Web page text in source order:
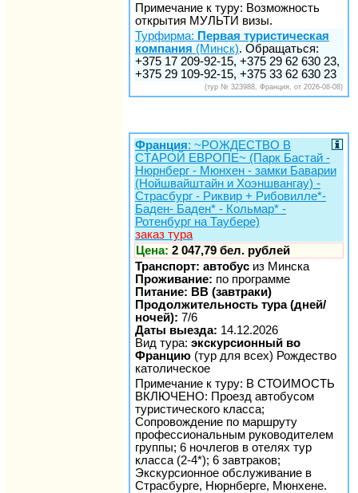
Примечание к туру: Возможность
открытия МУЛЬТИ визы.
Турфирма: Первая туристическая
компания (Минск). Обращаться:
+375 17 209-92-15, +375 29 62 630 23,
+375 29 109-92-15, +375 33 62 630 23
(тур № 323988, Франция, от 2026-08-08)
Франция: ~РОЖДЕСТВО В
СТАРОЙ ЕВРОПЕ~ (Парк Бастай -
Нюрнберг - Мюнхен - замки Баварии
(Нойшвайштайн и Хоэншвангау) -
Страсбург - Риквир + Рибовилле*-
Баден- Баден* - Кольмар* -
Ротенбург на Таубере)
заказ тура
Цена: 2 047,79 бел. рублей
Транспорт: автобус из Минска
Проживание: по программе
Питание: BB (завтраки)
Продолжительность тура (дней/
ночей): 7/6
Даты выезда: 14.12.2026
Вид тура: экскурсионный во
Францию (тур для всех) Рождество
католическое
Примечание к туру: В СТОИМОСТЬ
ВКЛЮЧЕНО: Проезд автобусом
туристического класса;
Сопровождение по маршруту
профессиональным руководителем
группы; 6 ночлегов в отелях тур
класса (2-4*); 6 завтраков;
Экскурсионное обслуживание в
Страсбурге, Нюрнберге, Мюнхене.